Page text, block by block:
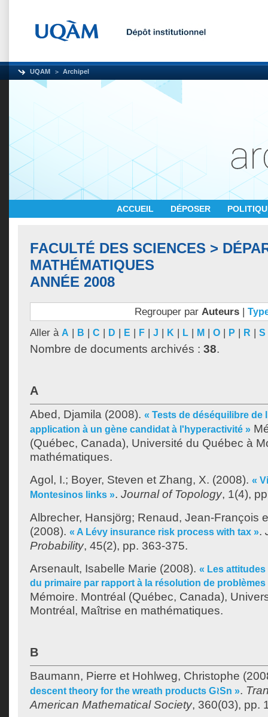
UQAM Archipel
ACCUEIL DÉPOSER
FACULTÉ DES SCIENCES >
MATHÉMATIQUES
ANNÉE 2008
Regrouper par Auteurs|
Aller à A | B | C | D | E | F | J | K | L | M | O | P | R | S
Nombre de documents archivés : 38.
A
Abed, Djamila (2008). « Tests de déséquilibre de
application à un gène candidat à l'hyperactivité »
(Québec, Canada), Université du Québec à
mathématiques.
Agol, I.; Boyer, Steven et Zhang, X. (2008). «
Montesinos links ». Journal of Topology, 1(4),
Albrecher, Hansjörg; Renaud, Jean-François
(2008). « A Lévy insurance risk process with tax ».
Probability, 45(2), pp. 363-375.
Arsenault, Isabelle Marie (2008). « Les
du primaire par rapport à la résolution de
Mémoire. Montréal (Québec, Canada),
Montréal, Maîtrise en mathématiques.
B
Baumann, Pierre et Hohlweg, Christophe
descent theory for the wreath products G≀Sn ».
American Mathematical Society, 360(03), pp.